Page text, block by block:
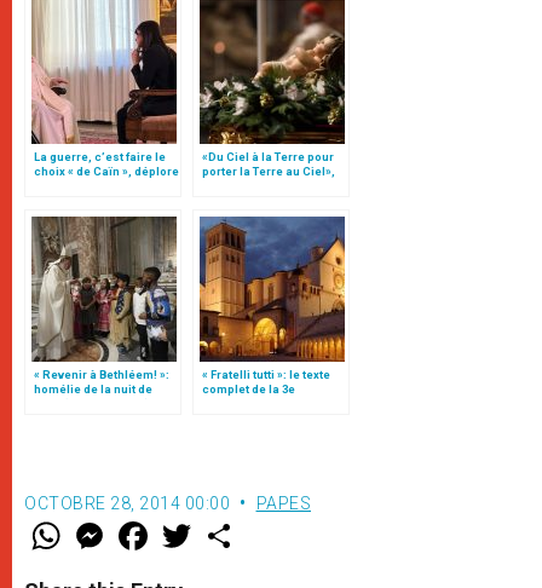
La guerre, c’est faire le
choix « de Caïn », déplore
«Du Ciel à la Terre pour
porter la Terre au Ciel»,
« Revenir à Bethléem! »:
homélie de la nuit de
Noël (texte complet)
« Fratelli tutti »: le texte
complet de la 3e
OCTOBRE 28, 2014 00:00 PAPES
W M
e
F
a w